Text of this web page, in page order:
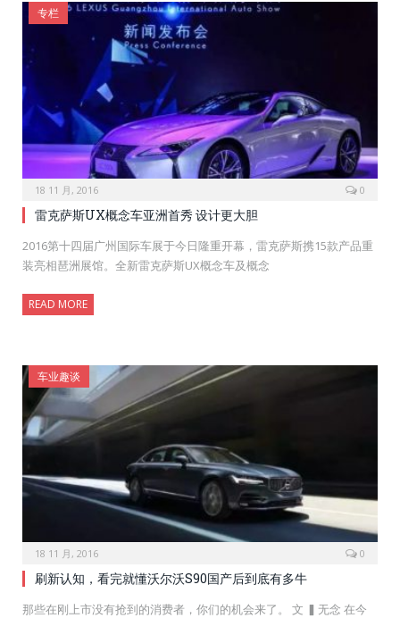
专栏
18 11 月, 2016 0
雷克萨斯UX概念车亚洲首秀 设计更大胆
2016第十四届广州国际车展于今日隆重开幕，雷克萨斯携15款产品重
装亮相琶洲展馆。全新雷克萨斯UX概念车及概念
READ MORE
车业趣谈
18 11 月, 2016 0
刷新认知，看完就懂沃尔沃S90国产后到底有多牛
那些在刚上市没有抢到的消费者，你们的机会来了。 文 ▍无念 在今